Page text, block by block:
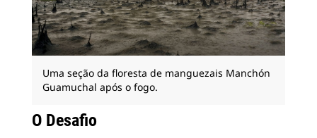
Uma seção da floresta de manguezais Manchón
Guamuchal após o fogo.
O Desafio